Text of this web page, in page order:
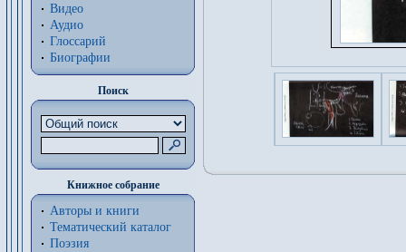
Видео
Аудио
Глоссарий
Биографии
Поиск
Книжное собрание
Авторы и книги
Тематический каталог
Поэзия